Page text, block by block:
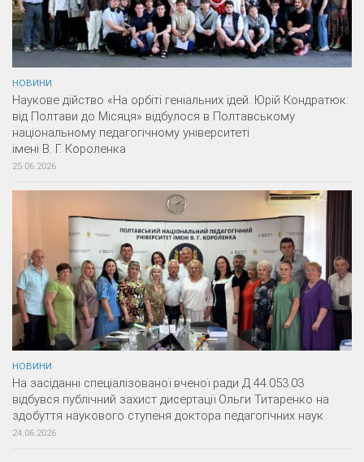
НОВИНИ
Наукове дійство «На орбіті геніальних ідей. Юрій Кондратюк:
від Полтави до Місяця» відбулося в Полтавському
національному педагогічному університеті
імені В. Г. Короленка
25.06.2026
НОВИНИ
На засіданні спеціалізованої вченої ради Д 44.053.03
відбувся публічний захист дисертації Ольги Титаренко на
здобуття наукового ступеня доктора педагогічних наук
24.06.2026